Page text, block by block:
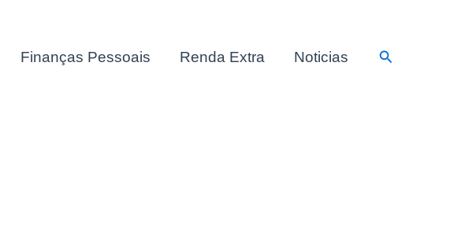
Finanças Pessoais Renda Extra Noticias Pesquisar